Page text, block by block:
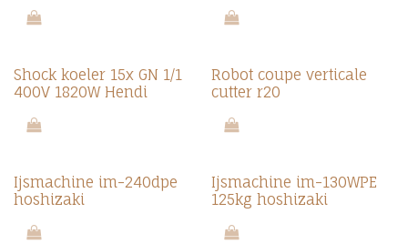
Shock koeler 15x GN 1/1
400V 1820W Hendi
Robot coupe verticale
cutter r20
Ijsmachine im-240dpe
hoshizaki
Ijsmachine im-130WPE
125kg hoshizaki